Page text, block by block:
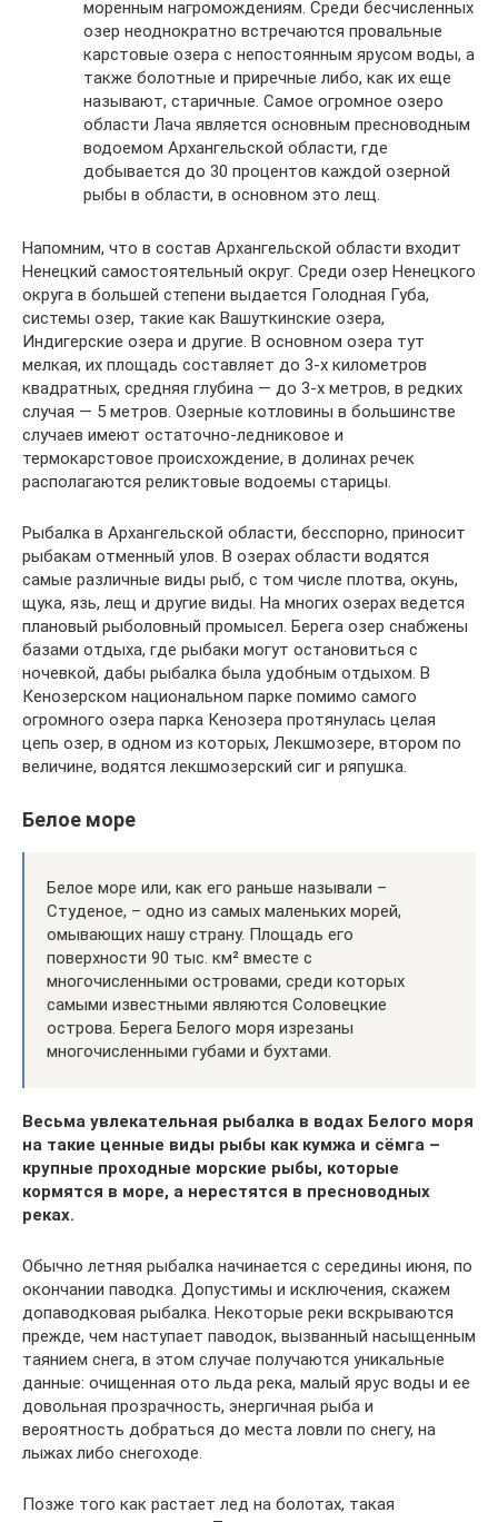
моренным нагромождениям. Среди бесчисленных
озер неоднократно встречаются провальные
карстовые озера с непостоянным ярусом воды, а
также болотные и приречные либо, как их еще
называют, старичные. Самое огромное озеро
области Лача является основным пресноводным
водоемом Архангельской области, где
добывается до 30 процентов каждой озерной
рыбы в области, в основном это лещ.
Напомним, что в состав Архангельской области входит
Ненецкий самостоятельный округ. Среди озер Ненецкого
округа в большей степени выдается Голодная Губа,
системы озер, такие как Вашуткинские озера,
Индигерские озера и другие. В основном озера тут
мелкая, их площадь составляет до 3-х километров
квадратных, средняя глубина — до 3-х метров, в редких
случая — 5 метров. Озерные котловины в большинстве
случаев имеют остаточно-ледниковое и
термокарстовое происхождение, в долинах речек
располагаются реликтовые водоемы старицы.
Рыбалка в Архангельской области, бесспорно, приносит
рыбакам отменный улов. В озерах области водятся
самые различные виды рыб, с том числе плотва, окунь,
щука, язь, лещ и другие виды. На многих озерах ведется
плановый рыболовный промысел. Берега озер снабжены
базами отдыха, где рыбаки могут остановиться с
ночевкой, дабы рыбалка была удобным отдыхом. В
Кенозерском национальном парке помимо самого
огромного озера парка Кенозера протянулась целая
цепь озер, в одном из которых, Лекшмозере, втором по
величине, водятся лекшмозерский сиг и ряпушка.
Белое море
Белое море или, как его раньше называли –
Студеное, – одно из самых маленьких морей,
омывающих нашу страну. Площадь его
поверхности 90 тыс. км² вместе с
многочисленными островами, среди которых
самыми известными являются Соловецкие
острова. Берега Белого моря изрезаны
многочисленными губами и бухтами.
Весьма увлекательная рыбалка в водах Белого моря
на такие ценные виды рыбы как кумжа и сёмга –
крупные проходные морские рыбы, которые
кормятся в море, а нерестятся в пресноводных
реках.
Обычно летняя рыбалка начинается с середины июня, по
окончании паводка. Допустимы и исключения, скажем
допаводковая рыбалка. Некоторые реки вскрываются
прежде, чем наступает паводок, вызванный насыщенным
таянием снега, в этом случае получаются уникальные
данные: очищенная ото льда река, малый ярус воды и ее
довольная прозрачность, энергичная рыба и
вероятность добраться до места ловли по снегу, на
лыжах либо снегоходе.
Позже того как растает лед на болотах, такая